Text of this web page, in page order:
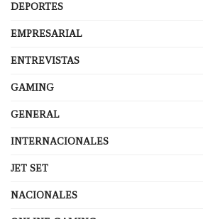
DEPORTES
EMPRESARIAL
ENTREVISTAS
GAMING
GENERAL
INTERNACIONALES
JET SET
NACIONALES